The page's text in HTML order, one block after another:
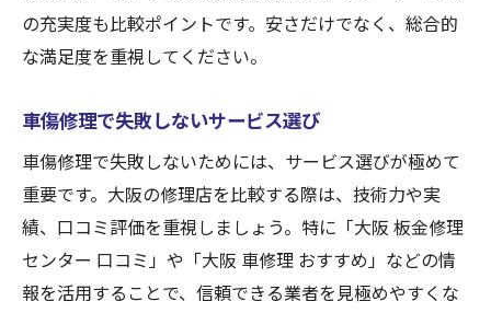
の充実度も比較ポイントです。安さだけでなく、総合的
な満足度を重視してください。
車傷修理で失敗しないサービス選び
車傷修理で失敗しないためには、サービス選びが極めて
重要です。大阪の修理店を比較する際は、技術力や実
績、口コミ評価を重視しましょう。特に「大阪 板金修理
センター 口コミ」や「大阪 車修理 おすすめ」などの情
報を活用することで、信頼できる業者を見極めやすくな